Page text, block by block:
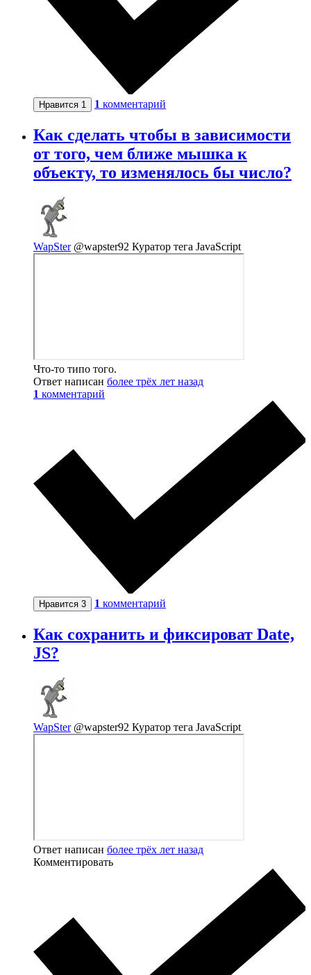
Нравится 1 1 комментарий
Как сделать чтобы в зависимости
от того, чем ближе мышка к
объекту, то изменялось бы число?
WapSter @wapster92 Куратор тега JavaScript
Что-то типо того.
Ответ написан более трёх лет назад
1 комментарий
Нравится 3 1 комментарий
Как сохранить и фиксироват Date,
JS?
WapSter @wapster92 Куратор тега JavaScript
Ответ написан более трёх лет назад
Комментировать